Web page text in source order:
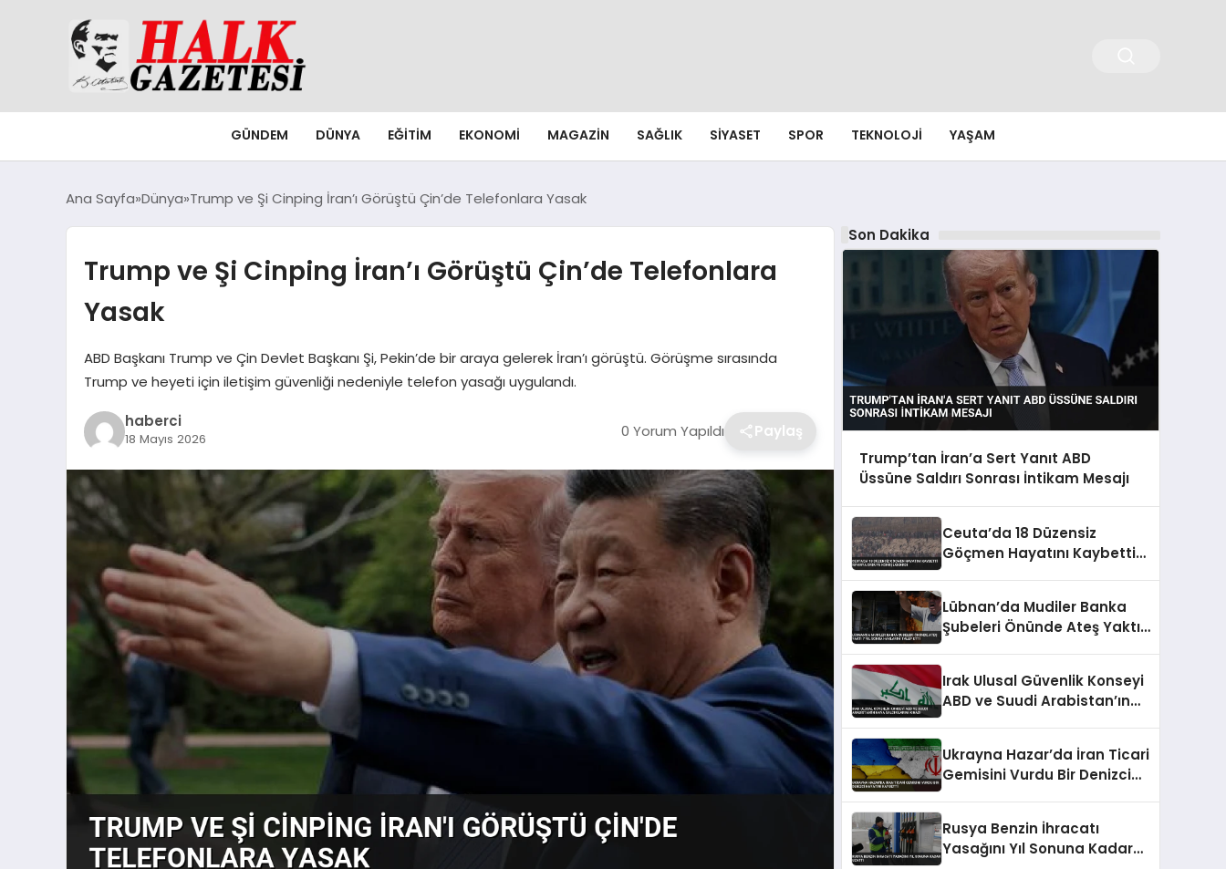
GÜNDEM DÜNYA EĞITIM EKONOMI MAGAZIN SAĞLIK SIYASET SPOR TEKNOLOJI YAŞAM
Ana Sayfa Dünya Trump ve Şi Cinping İran’ı Görüştü Çin’de Telefonlara Yasak
Trump ve Şi Cinping İran’ı Görüştü Çin’de Telefonlara
Yasak
ABD Başkanı Trump ve Çin Devlet Başkanı Şi, Pekin’de bir araya gelerek İran’ı görüştü. Görüşme sırasında
Trump ve heyeti için iletişim güvenliği nedeniyle telefon yasağı uygulandı.
haberci
18 Mayıs 2026 0 Yorum Yapıldı Paylaş
Son Dakika
Trump’tan İran’a Sert Yanıt ABD
Üssüne Saldırı Sonrası İntikam Mesajı
Ceuta’da 18 Düzensiz
Göçmen Hayatını Kaybetti
Lübnan’da Mudiler Banka
Şubeleri Önünde Ateş Yaktı
Irak Ulusal Güvenlik Konseyi
ABD ve Suudi Arabistan’ın
Ukrayna Hazar’da İran Ticari
Gemisini Vurdu Bir Denizci
Rusya Benzin İhracatı
Yasağını Yıl Sonuna Kadar